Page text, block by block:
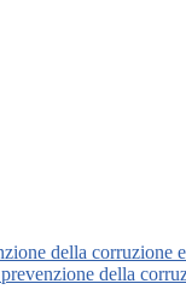
della corruzione
della